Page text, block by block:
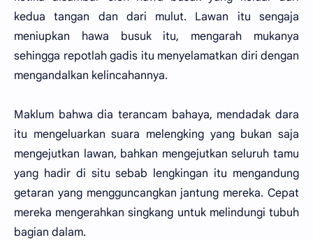
kedua tangan dan dari mulut. Lawan itu sengaja
meniupkan hawa busuk itu, mengarah mukanya
sehingga repotlah gadis itu menyelamatkan diri dengan
mengandalkan kelincahannya.
Maklum bahwa dia terancam bahaya, mendadak dara
itu mengeluarkan suara melengking yang bukan saja
mengejutkan lawan, bahkan mengejutkan seluruh tamu
yang hadir di situ sebab lengkingan itu mengandung
getaran yang mengguncangkan jantung mereka. Cepat
mereka mengerahkan singkang untuk melindungi tubuh
bagian dalam.